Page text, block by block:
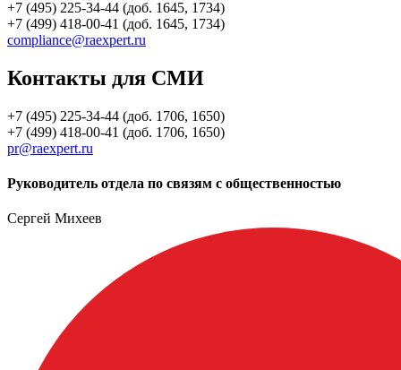
+7 (495) 225-34-44 (доб. 1645, 1734)
+7 (499) 418-00-41 (доб. 1645, 1734)
compliance@raexpert.ru
Контакты для СМИ
+7 (495) 225-34-44 (доб. 1706, 1650)
+7 (499) 418-00-41 (доб. 1706, 1650)
pr@raexpert.ru
Руководитель отдела по связям с общественностью
Сергей Михеев